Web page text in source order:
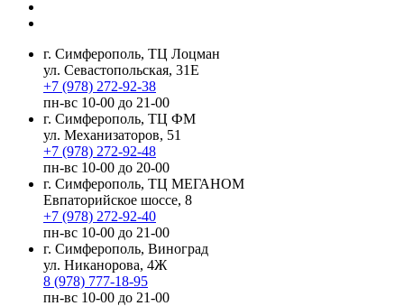
г. Симферополь, ТЦ Лоцман
ул. Севастопольская, 31Е
+7 (978) 272-92-38
пн-вс 10-00 до 21-00
г. Симферополь, ТЦ ФМ
ул. Механизаторов, 51
+7 (978) 272-92-48
пн-вс 10-00 до 20-00
г. Симферополь, ТЦ МЕГАНОМ
Евпаторийское шоссе, 8
+7 (978) 272-92-40
пн-вс 10-00 до 21-00
г. Симферополь, Виноград
ул. Никанорова, 4Ж
8 (978) 777-18-95
пн-вс 10-00 до 21-00